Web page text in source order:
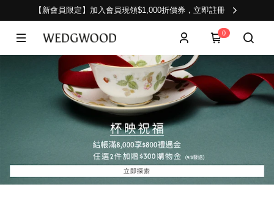
【新會員限定】加入會員現領$1,000折價券，立即註冊
0